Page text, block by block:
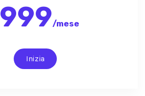
999/mese
Inizia